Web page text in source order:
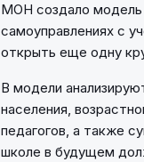
МОН создало модель
самоуправлениях с
открыть еще одну
В модели
населения,
педагогов, а также
школе в будущем